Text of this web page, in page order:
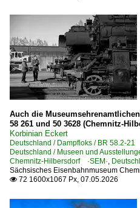
Auch die
58 261 und 50 3628 (Chemnitz-
Korbinian Eckert
Deutschland / Dampfloks / BR 58.2-
Deutschland / Museen und
Chemnitz-Hilbersdorf ·SEM·,
Sächsisches Eisenbahnmuseum
 72 1600x1067 Px, 07.05.2026